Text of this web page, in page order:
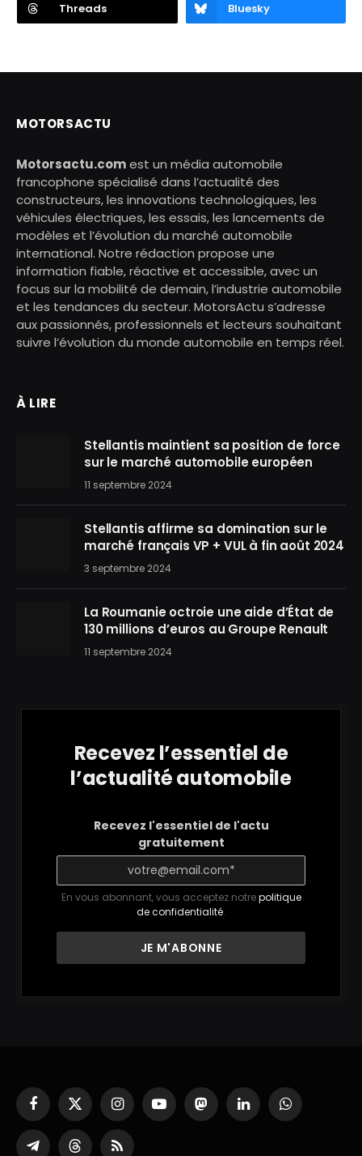
Threads Bluesky
MOTORSACTU
Motorsactu.comest un média automobile
francophone spécialisé dans l’actualité des
constructeurs, les innovations technologiques, les
véhicules électriques, les essais, les lancements de
modèles et l’évolution du marché automobile
international. Notre rédaction propose une
information fiable, réactive et accessible, avec un
focus sur la mobilité de demain, l’industrie automobile
et les tendances du secteur. MotorsActu s’adresse
aux passionnés, professionnels et lecteurs souhaitant
suivre l’évolution du monde automobile en temps réel.
À LIRE
Stellantis maintient sa position de force
sur le marché automobile européen
11 septembre 2024
Stellantis affirme sa domination sur le
marché français VP + VUL à fin août 2024
3 septembre 2024
La Roumanie octroie une aide d’État de
130 millions d’euros au Groupe Renault
11 septembre 2024
Recevez l’essentiel de
l’actualité automobile
Recevez l'essentiel de l'actu
gratuitement
En vous abonnant, vous acceptez notrepolitique
de confidentialité.
Facebook
X
(Twitter)
InstagramYouTubeMastodonLinkedInWhatsApp